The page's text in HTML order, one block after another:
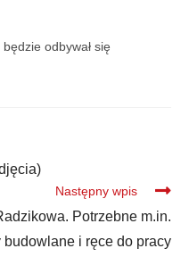
odbywał się
Następny wpis
Potrzebne m.in.
budowlane i ręce do pracy